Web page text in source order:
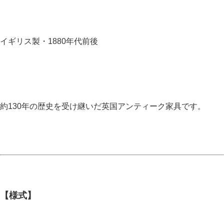
イギリス製・1880年代前後
約130年の歴史を受け継いだ英国アンティーク家具です。
【様式】